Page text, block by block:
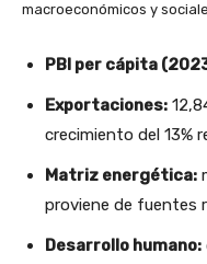
macroeconómicos y
PBI per cápita
Exportaciones:
crecimiento del 13%
Matriz energética:
proviene de fuentes
Desarrollo humano: